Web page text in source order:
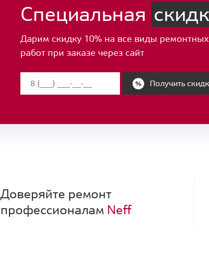
Специальная
Дарим скидку 10% на все виды ремонтных
работ при заказе через сайт
Получить
Доверяйте ремонт
профессионалам Neff